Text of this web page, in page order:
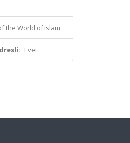
the World of Islam
Evet